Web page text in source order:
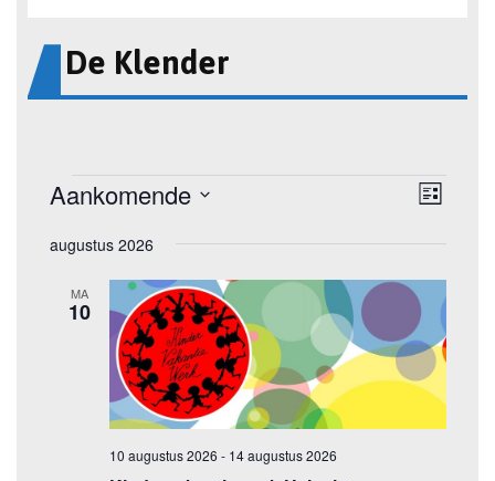
De Klender